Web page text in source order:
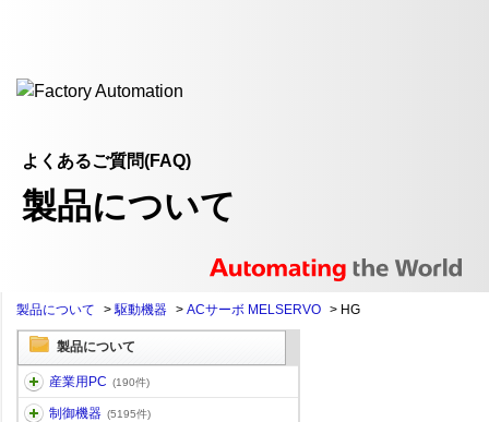
よくあるご質問(FAQ)
製品について
製品について >駆動機器 > ACサーボ MELSERVO > HG
製品について
産業用PC (190件)
制御機器 (5195件)